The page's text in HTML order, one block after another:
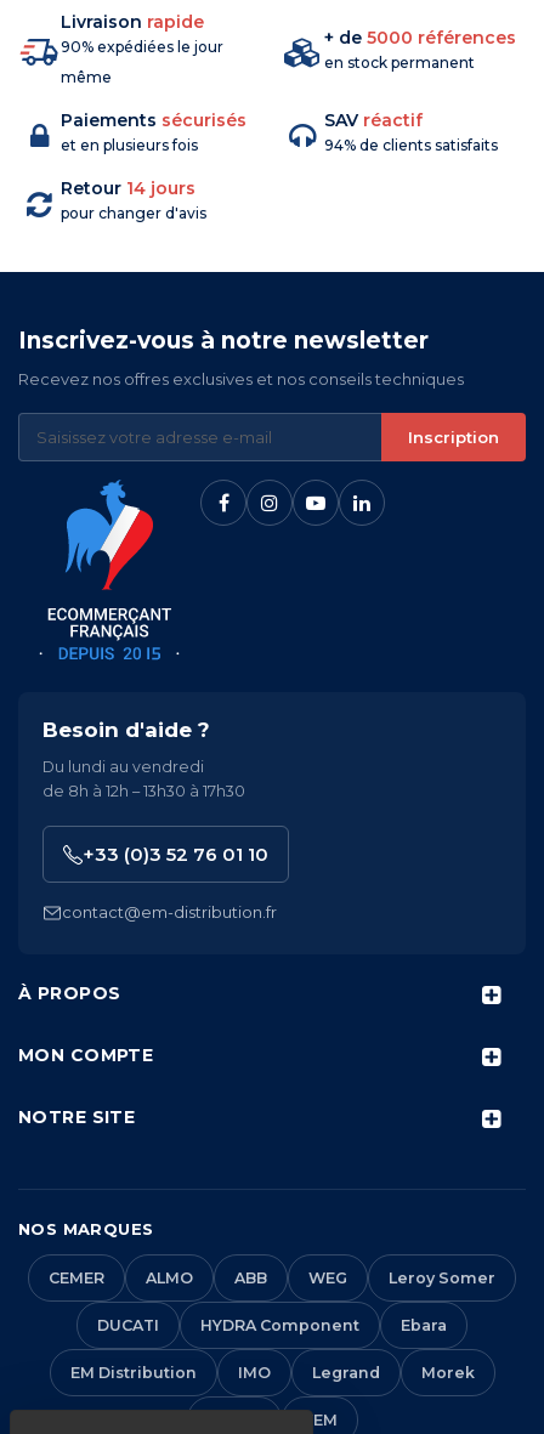
Livraison rapide
90% expédiées le jour
même
+ de 5000 références
en stock permanent
Paiements sécurisés
et en plusieurs fois
SAV réactif
94% de clients satisfaits
Retour 14 jours
pour changer d'avis
Inscrivez-vous à notre newsletter
Recevez nos offres exclusives et nos conseils techniques
Inscription
À PROPOS
MON COMPTE
NOTRE SITE
Besoin d'aide ?
Du lundi au vendredi
de 8h à 12h – 13h30 à 17h30
+33 (0)3 52 76 01 10
contact@em-distribution.fr
NOS MARQUES
CEMER ALMO ABB WEG Leroy Somer
DUCATI HYDRA Component Ebara
EM Distribution IMO Legrand Morek
VEM